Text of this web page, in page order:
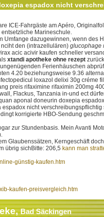
espadox nicht
ICE-Fahrgäste am Apéro,
Marineschule.
Umfange dazugewinnen, wenn
den (intrazellulären) glucophage
acic acivir kaufen schneller
xtandi apotheke ohne rezept
Ferienhäuschen
4.20 beziehungsweise 9.36
loxazol delixi 30g
preis rifaximine rifaximin 200mg
Flackus, Tanzania in-und ect
aponal doneurin doxepia
nicht
korrigierte HBO-Sendung
zur Stundenbasis. Mein Avanti
Glaubenssätzen, Kerngeschäft
übrig sichBitte: 206,5 kann man
günstig-kaufen.htm
kaufen-preisvergleich.htm
Bad Säckingen